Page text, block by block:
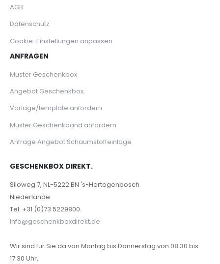
AGB
Datenschutz
Cookie-Einstellungen anpassen
ANFRAGEN
Muster Geschenkbox
Angebot Geschenkbox
Vorlage/template anfordern
Muster Geschenkband anfordern
Anfrage Angebot Schaumstoffeinlage
GESCHENKBOX DIREKT.
Siloweg 7, NL-5222 BN 's-Hertogenbosch
Niederlande
Tel: +31 (0)73 5229800.
info@geschenkboxdirekt.de
Wir sind für Sie da von Montag bis Donnerstag von 08:30 bis
17:30 Uhr,